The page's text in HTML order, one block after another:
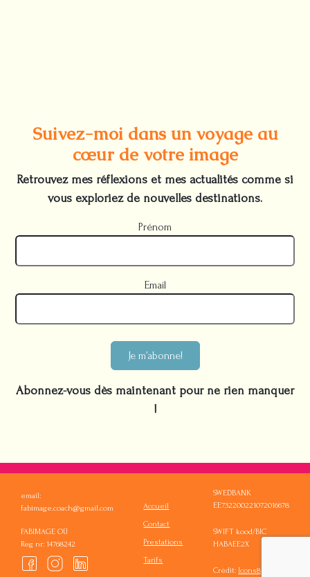
Suivez-moi dans un voyage au
cœur de votre image
Retrouvez mes réflexions et mes actualités comme si
vous exploriez de nouvelles destinations.
Prénom
Email
Je m’abonne!
Abonnez-vous dès maintenant pour ne rien manquer
!
email:
fabimage.coach@gmail.com
FABIMAGE OÜ
Reg nr: 14768242
Accueil
Contact
Prestations
Tarifs
SWEDBANK
EE732200221072016678
SWIFT kood/BIC
HABAEE2X
Crédit: Icons8